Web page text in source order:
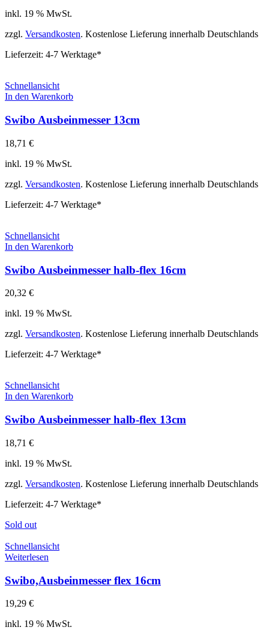
inkl. 19 % MwSt.
zzgl. Versandkosten. Kostenlose Lieferung innerhalb Deutschlands
Lieferzeit: 4-7 Werktage*
Schnellansicht
In den Warenkorb
Swibo Ausbeinmesser 13cm
18,71 €
inkl. 19 % MwSt.
zzgl. Versandkosten. Kostenlose Lieferung innerhalb Deutschlands
Lieferzeit: 4-7 Werktage*
Schnellansicht
In den Warenkorb
Swibo Ausbeinmesser halb-flex 16cm
20,32 €
inkl. 19 % MwSt.
zzgl. Versandkosten. Kostenlose Lieferung innerhalb Deutschlands
Lieferzeit: 4-7 Werktage*
Schnellansicht
In den Warenkorb
Swibo Ausbeinmesser halb-flex 13cm
18,71 €
inkl. 19 % MwSt.
zzgl. Versandkosten. Kostenlose Lieferung innerhalb Deutschlands
Lieferzeit: 4-7 Werktage*
Sold out
Schnellansicht
Weiterlesen
Swibo,Ausbeinmesser flex 16cm
19,29 €
inkl. 19 % MwSt.